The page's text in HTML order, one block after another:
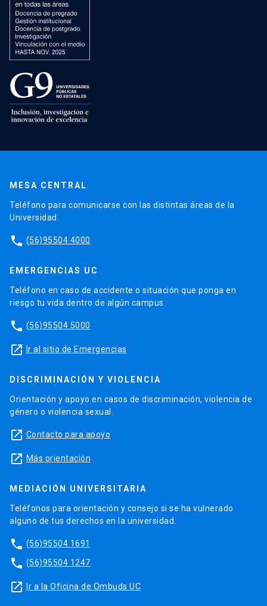
MESA CENTRAL
Teléfono para comunicarse con las distintas áreas de la
Universidad.
phone (56)95504 4000
EMERGENCIAS UC
Teléfono en caso de accidente o situación que ponga en
riesgo tu vida dentro de algún campus.
phone (56)95504 5000
launch Ir al sitio de Emergencias
DISCRIMINACIÓN Y VIOLENCIA
Orientación y apoyo en casos de discriminación, violencia de
género o violencia sexual.
launch Contacto para apoyo
launch Más orientación
MEDIACIÓN UNIVERSITARIA
Teléfonos para orientación y consejo si se ha vulnerado
alguno de tus derechos en la universidad.
phone (56)95504 1691
phone (56)95504 1247
launch Ir a la Oficina de Ombuds UC